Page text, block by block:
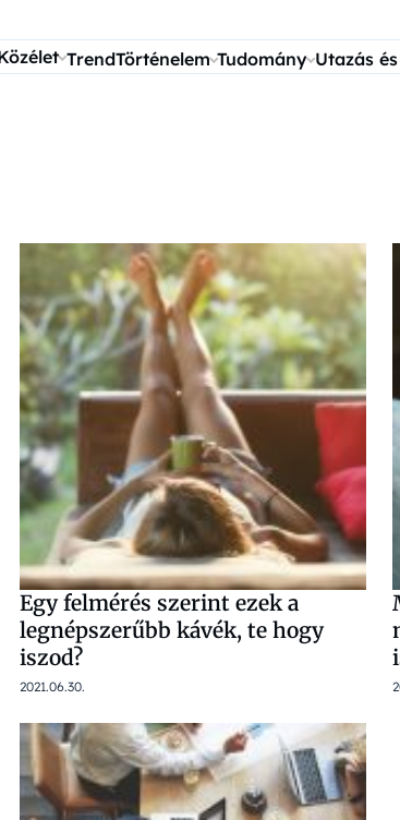
TrendTörténelem Tudomány Utazás
Egy felmérés szerint ezek a
legnépszerűbb kávék, te hogy
iszod?
2021.06.30.